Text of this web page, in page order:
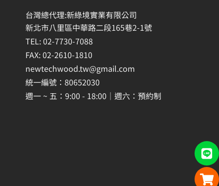
台灣總代理:新綠境實業有限公司
新北市八里區中華路二段165巷2-1號
TEL: 02-7730-7088
FAX: 02-2610-1810
newtechwood.tw@gmail.com
統一編號：80652030
週一 ~ 五：9:00 - 18:00｜週六：預約制